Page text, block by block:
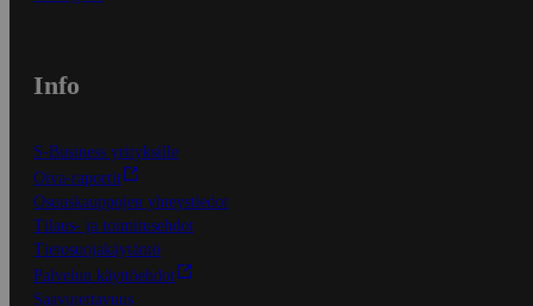
Info
S-Business yrityksille
Oiva-raportit
Osuuskauppojen yhteystiedot
Tilaus- ja toimitusehdot
Tietosuojakäytäntö
Palvelun käyttöehdot
Saavutettavuus